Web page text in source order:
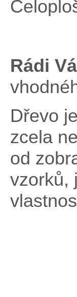
Rádi
Dřevo
zcela
od
vzorků,